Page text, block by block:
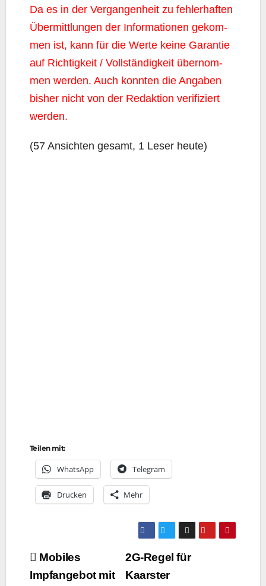
Da es in der Ver­gan­gen­heit zu feh­ler­haf­ten
Über­mitt­lun­gen der Infor­ma­tio­nen gekom­
men ist, kann für die Wer­te kei­ne Garan­tie
auf Rich­tig­keit / Voll­stän­dig­keit über­nom­
men wer­den. Auch konn­ten die Anga­ben
bis­her nicht von der Redak­ti­on veri­fi­ziert
werden.
(57 Ansich­ten gesamt, 1 Leser heute)
Teilen mit:
Whats­App Tele­gram
Dru­cken Mehr
Beitragsnavigation
2G-Regel für
Kaarster
Mobiles
Impfangebot mit